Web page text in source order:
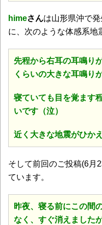
himeさんは山形県沖で
に、次のような体感系地
先程から右耳の耳鳴り
くらいの大きな耳鳴り
寝ていても目を覚ます
いです（泣）
近く大きな地震がひか
そして前回のご投稿(6月
ています。
昨夜、寝る前にこの間
なく、すぐ消えました